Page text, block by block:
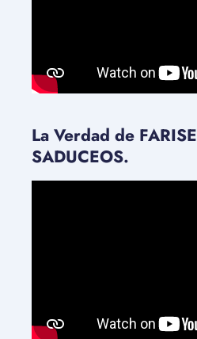
La Verdad de
SADUCEOS.